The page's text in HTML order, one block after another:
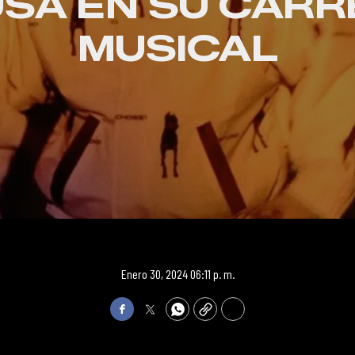
MUSICAL
Enero 30, 2024 06:11 p. m.
FacebookTwitterWhatsApp
Copy Print